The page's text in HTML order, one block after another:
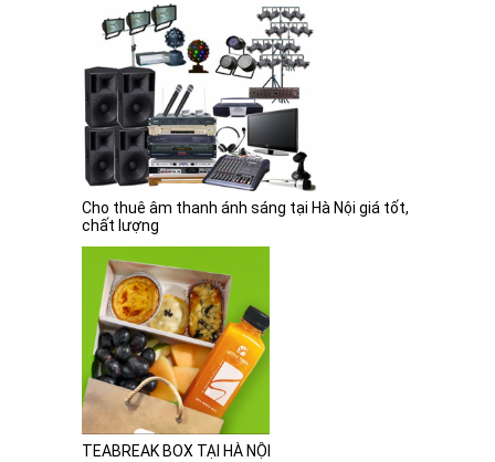
Cho thuê âm thanh ánh sáng tại Hà Nội giá tốt,
chất lượng
TEABREAK BOX TẠI HÀ NỘI